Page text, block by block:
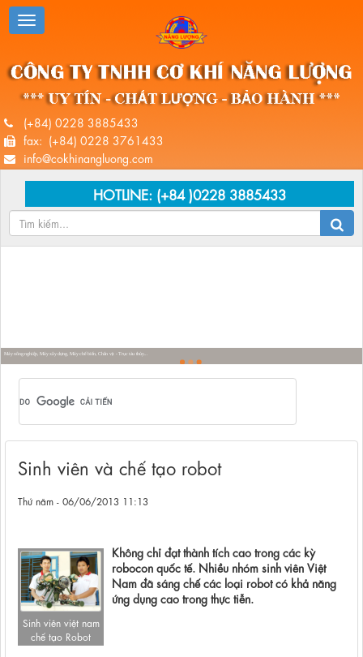
(+84) 0228 3885433
fax: (+84) 0228 3761433
info@cokhinangluong.com
HOTLINE: (+84 )0228 3885433
Máy nông nghiệp, Máy xây dựng, Máy chế biến, Chân vịt - Trục tàu thủy...
Sinh viên và chế tạo robot
Thứ năm - 06/06/2013 11:13
Sinh viên việt nam
chế tạo Robot
Không chỉ đạt thành tích cao trong các kỳ
robocon quốc tế. Nhiều nhóm sinh viên Việt
Nam đã sáng chế các loại robot có khả năng
ứng dụng cao trong thực tiễn.